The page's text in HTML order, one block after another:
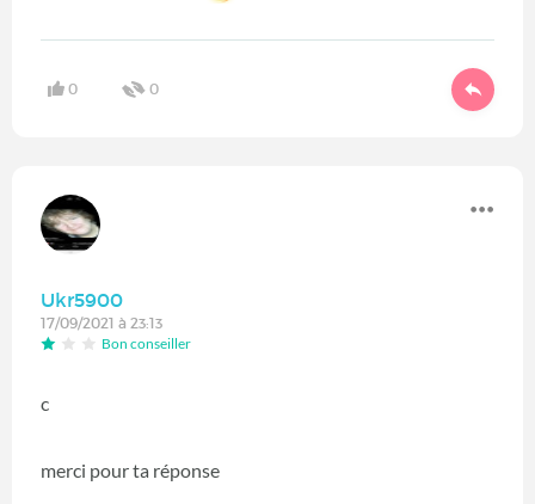
0 0
Ukr5900
17/09/2021 à 23:13
Bon conseiller
c
merci pour ta réponse